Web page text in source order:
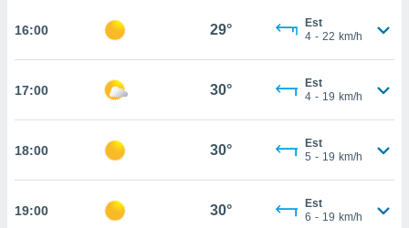
des
au
web.
16:00 29°
Est
4 - 22 km/h
17:00 30°
Est
4 - 19 km/h
18:00 30°
Est
5 - 19 km/h
19:00 30°
Est
6 - 19 km/h